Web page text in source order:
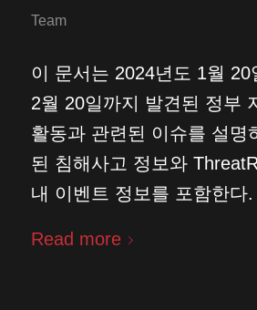
Team
이 문서는 2024년도 1월 20
2월 20일까지 발견된 정부
활동과 관련된 이슈를 설명
된 침해사고 정보와
내 이벤트 정보를 포함한다.
Read more